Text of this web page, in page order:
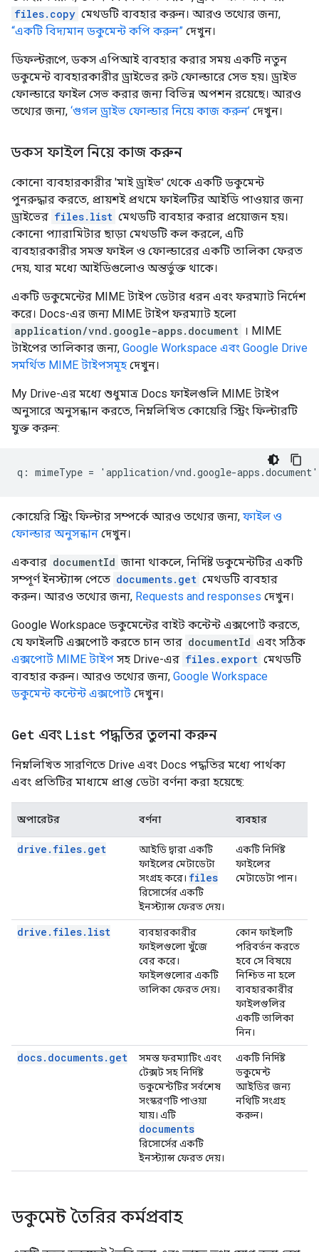
files.copy মেথডটি ব্যবহার করুন। আরও তথ্যের জন্য,
“একটি বিদ্যমান ডকুমেন্ট কপি করুন” দেখুন।
ডিফল্টরূপে, ডকস এপিআই ব্যবহার করার সময় একটি নতুন
ডকুমেন্ট ব্যবহারকারীর ড্রাইভের রুট ফোল্ডারে সেভ হয়। ড্রাইভ
ফোল্ডারে ফাইল সেভ করার জন্য বিভিন্ন অপশন রয়েছে। আরও
তথ্যের জন্য, ‘গুগল ড্রাইভ ফোল্ডার নিয়ে কাজ করুন’ দেখুন।
ডকস ফাইল নিয়ে কাজ করুন
কোনো ব্যবহারকারীর 'মাই ড্রাইভ' থেকে একটি ডকুমেন্ট
পুনরুদ্ধার করতে, প্রায়শই প্রথমে ফাইলটির আইডি পাওয়ার জন্য
ড্রাইভের files.list মেথডটি ব্যবহার করার প্রয়োজন হয়।
কোনো প্যারামিটার ছাড়া মেথডটি কল করলে, এটি
ব্যবহারকারীর সমস্ত ফাইল ও ফোল্ডারের একটি তালিকা ফেরত
দেয়, যার মধ্যে আইডিগুলোও অন্তর্ভুক্ত থাকে।
একটি ডকুমেন্টের MIME টাইপ ডেটার ধরন এবং ফরম্যাট নির্দেশ
করে। Docs-এর জন্য MIME টাইপ ফরম্যাট হলো
application/vnd.google-apps.document । MIME
টাইপের তালিকার জন্য, Google Workspace এবং Google Drive
সমর্থিত MIME টাইপসমূহ দেখুন।
My Drive-এর মধ্যে শুধুমাত্র Docs ফাইলগুলি MIME টাইপ
অনুসারে অনুসন্ধান করতে, নিম্নলিখিত কোয়েরি স্ট্রিং ফিল্টারটি
যুক্ত করুন:
কোয়েরি স্ট্রিং ফিল্টার সম্পর্কে আরও তথ্যের জন্য, ফাইল ও
ফোল্ডার অনুসন্ধান দেখুন।
একবার documentId জানা থাকলে, নির্দিষ্ট ডকুমেন্টটির একটি
সম্পূর্ণ ইনস্ট্যান্স পেতে documents.get মেথডটি ব্যবহার
করুন। আরও তথ্যের জন্য, Requests and responses দেখুন।
Google Workspace ডকুমেন্টের বাইট কন্টেন্ট এক্সপোর্ট করতে,
যে ফাইলটি এক্সপোর্ট করতে চান তার documentId এবং সঠিক
এক্সপোর্ট MIME টাইপ সহ Drive-এর files.export মেথডটি
ব্যবহার করুন। আরও তথ্যের জন্য, Google Workspace
ডকুমেন্ট কন্টেন্ট এক্সপোর্ট দেখুন।
Get এবং List পদ্ধতির তুলনা করুন
নিম্নলিখিত সারণিতে Drive এবং Docs পদ্ধতির মধ্যে পার্থক্য
এবং প্রতিটির মাধ্যমে প্রাপ্ত ডেটা বর্ণনা করা হয়েছে:
অপারেটর বর্ণনা ব্যবহার
drive.files.get
আইডি দ্বারা একটি
ফাইলের মেটাডেটা
সংগ্রহ করে। files
রিসোর্সের একটি
ইনস্ট্যান্স ফেরত দেয়।
একটি নির্দিষ্ট
ফাইলের
মেটাডেটা পান।
drive.files.list
ব্যবহারকারীর
ফাইলগুলো খুঁজে
বের করে।
ফাইলগুলোর একটি
তালিকা ফেরত দেয়।
কোন ফাইলটি
পরিবর্তন করতে
হবে সে বিষয়ে
নিশ্চিত না হলে
ব্যবহারকারীর
ফাইলগুলির
একটি তালিকা
নিন।
docs.documents.get
সমস্ত ফরম্যাটিং এবং
টেক্সট সহ নির্দিষ্ট
ডকুমেন্টটির সর্বশেষ
সংস্করণটি পাওয়া
যায়। এটি
documents
রিসোর্সের একটি
ইনস্ট্যান্স ফেরত দেয়।
একটি নির্দিষ্ট
ডকুমেন্ট
আইডির জন্য
নথিটি সংগ্রহ
করুন।
ডকুমেন্ট তৈরির কর্মপ্রবাহ